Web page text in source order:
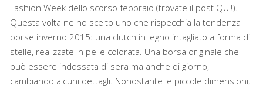
Fashion Week dello scorso febbraio (trovate il post QUI!).
Questa volta ne ho scelto uno che rispecchia la tendenza
borse inverno 2015: una clutch in legno intagliato a forma di
stelle, realizzate in pelle colorata. Una borsa originale che
può essere indossata di sera ma anche di giorno,
cambiando alcuni dettagli. Nonostante le piccole dimensioni,